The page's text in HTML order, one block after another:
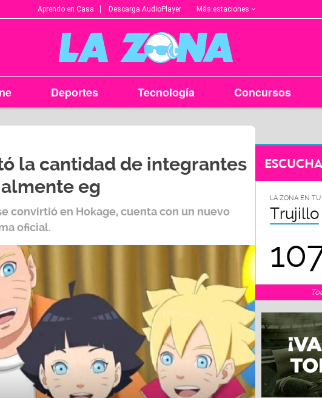
Aprendo en Casa Descarga AudioPlayer Más estaciones
Deportes Tecnología Concursos
la cantidad de integrantes
eg
convirtió en Hokage, cuenta con un nuevo
oficial.
Arequipa
95.9
LA ZONA EN
Trujillo